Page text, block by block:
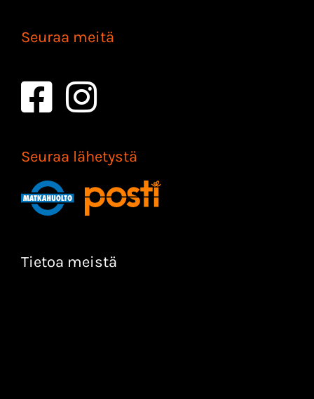
Seuraa meitä
Seuraa lähetystä
Tietoa meistä